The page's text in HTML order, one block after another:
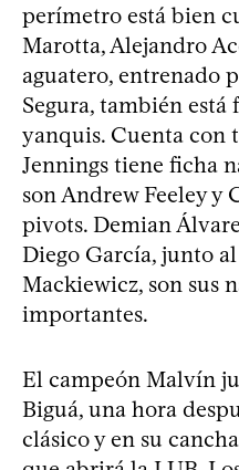
perímetro está bien
Marotta, Alejandro
aguatero, entrenado
Segura, también está
yanquis. Cuenta con
Jennings tiene ficha
son Andrew Feeley y
pivots. Demian
Diego García, junto
Mackiewicz, son sus
importantes.
El campeón Malvín
Biguá, una hora
clásico y en su